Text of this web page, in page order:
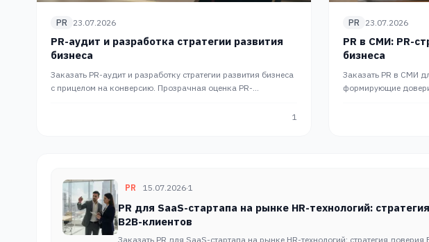
PR 23.07.2026
PR-аудит и разработка стратегии развития
бизнеса
Заказать PR-аудит и разработку стратегии развития бизнеса
с прицелом на конверсию. Прозрачная оценка PR-
1
PR 23.07.2026
PR в СМИ: PR-
бизнеса
Заказать PR в СМИ
формирующие
PR 15.07.2026·1
PR для SaaS-стартапа на рынке HR-технологий:
B2B-клиентов
Заказать PR для SaaS-стартапа на рынке HR-технологий: стратегия